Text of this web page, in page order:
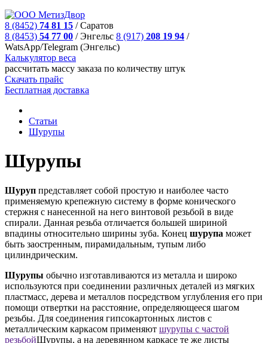
8 (8452) 74 81 15 /Саратов
8 (8453) 54 77 00 /Энгельс 8 (917) 208 19 94 /
WatsApp/Telegram (Энгельс)
Калькулятор веса
рассчитать массу заказа по количеству штук
Скачать прайс
Бесплатная доставка
Статьи
Шурупы
Шурупы
Шуруп представляет собой простую и наиболее часто
применяемую крепежную систему в форме конического
стержня с нанесенной на него винтовой резьбой в виде
спирали. Данная резьба отличается большей шириной
впадины относительно ширины зуба. Конец шурупа может
быть заостренным, пирамидальным, тупым либо
цилиндрическим.
Шурупы обычно изготавливаются из металла и широко
используются при соединении различных деталей из мягких
пластмасс, дерева и металлов посредством углубления его при
помощи отвертки на расстояние, определяющееся шагом
резьбы. Для соединения гипсокартонных листов с
металлическим каркасом применяют шурупы с частой
резьбойШурупы, а на деревянном каркасе те же листы